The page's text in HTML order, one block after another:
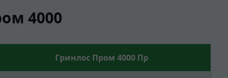
4000
Гринлос Пром 4000 Пр